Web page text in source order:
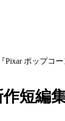
ポップコ
短編